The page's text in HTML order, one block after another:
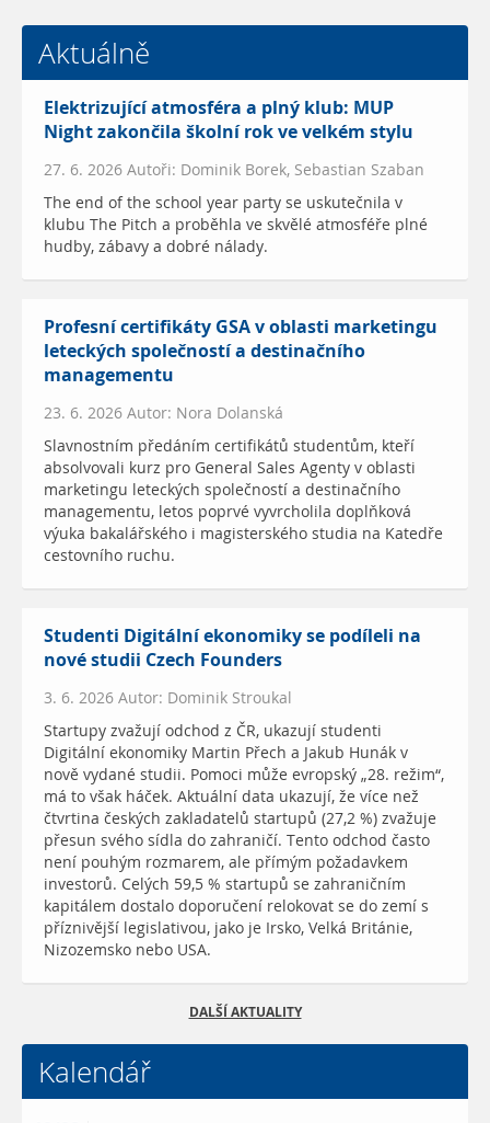
Aktuálně
Elektrizující atmosféra a plný klub: MUP
Night zakončila školní rok ve velkém stylu
27. 6. 2026 Autoři: Dominik Borek, Sebastian Szaban
The end of the school year party se uskutečnila v
klubu The Pitch a proběhla ve skvělé atmosféře plné
hudby, zábavy a dobré nálady.
Profesní certifikáty GSA v oblasti marketingu
leteckých společností a destinačního
managementu
23. 6. 2026 Autor: Nora Dolanská
Slavnostním předáním certifikátů studentům, kteří
absolvovali kurz pro General Sales Agenty v oblasti
marketingu leteckých společností a destinačního
managementu, letos poprvé vyvrcholila doplňková
výuka bakalářského i magisterského studia na Katedře
cestovního ruchu.
Studenti Digitální ekonomiky se podíleli na
nové studii Czech Founders
3. 6. 2026 Autor: Dominik Stroukal
Startupy zvažují odchod z ČR, ukazují studenti
Digitální ekonomiky Martin Přech a Jakub Hunák v
nově vydané studii. Pomoci může evropský „28. režim“,
má to však háček. Aktuální data ukazují, že více než
čtvrtina českých zakladatelů startupů (27,2 %) zvažuje
přesun svého sídla do zahraničí. Tento odchod často
není pouhým rozmarem, ale přímým požadavkem
investorů. Celých 59,5 % startupů se zahraničním
kapitálem dostalo doporučení relokovat se do zemí s
příznivější legislativou, jako je Irsko, Velká Británie,
Nizozemsko nebo USA.
DALŠÍ AKTUALITY
Kalendář